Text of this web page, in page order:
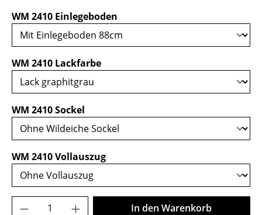
WM 2410 Einlegeboden
WM 2410 Lackfarbeauswählen
WM 2410 Sockel
WM 2410 Vollauszugauswählen
Produkt Anzahl: Gib den gewünschten
In den Warenkorb